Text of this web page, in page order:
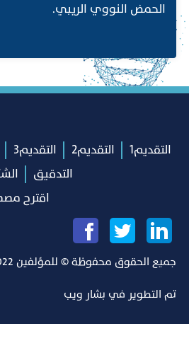
الحمض النووي الريبي.
التقديم1 التقديم2 التقديم3
التدقيق
اقترح
جميع الحقوق محفوظة © للمؤلفين 2022
تم التطوير في بشار ويب